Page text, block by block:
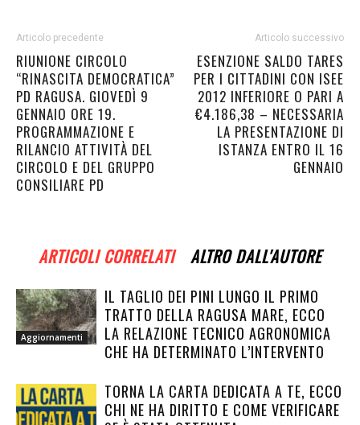
Articolo precedente
RIUNIONE CIRCOLO
“RINASCITA DEMOCRATICA”
PD RAGUSA. GIOVEDÌ 9
GENNAIO ORE 19.
PROGRAMMAZIONE E
RILANCIO ATTIVITÀ DEL
CIRCOLO E DEL GRUPPO
CONSILIARE PD
Articolo successivo
ESENZIONE SALDO TARES
PER I CITTADINI CON ISEE
2012 INFERIORE O PARI A
€4.186,38 – NECESSARIA
LA PRESENTAZIONE DI
ISTANZA ENTRO IL 16
GENNAIO
ARTICOLI CORRELATI ALTRO DALL'AUTORE
Aggiornamenti
IL TAGLIO DEI PINI LUNGO IL PRIMO
TRATTO DELLA RAGUSA MARE, ECCO
LA RELAZIONE TECNICO AGRONOMICA
CHE HA DETERMINATO L’INTERVENTO
TORNA LA CARTA DEDICATA A TE, ECCO
CHI NE HA DIRITTO E COME VERIFICARE